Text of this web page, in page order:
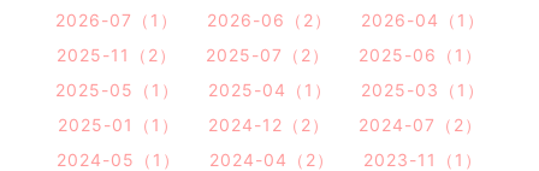
2026-07（1） 2026-06（2）
2026-04（1）
2025-11（2）
2025-07（2）
2025-06（1）
2025-05（1）
2025-04（1）
2025-03（1）
2025-01（1）
2024-12（2）
2024-07（2）
2024-05（1）
2024-04（2）
2023-11（1）